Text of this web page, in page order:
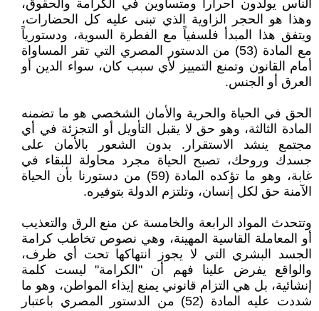
الناس يولدون أحراراً ومتساوين في الكرامة والحقوق،
وهذا هو الحجر الزاوية الذي تبنى عليه كل الحضارات،
ويتفق هذا المبدأ فلسفياً مع الفطرة السوية، ودستورياً
مع المادة (53) من الدستور المصري التي تقر المساواة
أمام القانون وتمنع التمييز لأي سبب كان، سواء الدين أو
العرق أو الجنس.
الحق في الحياة والحرية والأمان الشخصي هو ما تضمنه
المادة الثالثة، وهو حق لا يقبل التأويل أو التجزئة في أي
مجتمع ينشد الاستقرار. بدون الشعور بالأمان على
جسدك وروحك، تصبح الحياة مجرد محاولة للبقاء في
غابة، وهو ما تؤكده المادة (59) من دستورنا بأن الحياة
الآمنة حق لكل إنسان، وتلتزم الدولة بتوفيره.
وتتحدث المواد الرابعة والخامسة عن منع الرق والتعذيب
أو المعاملة القاسية المهينة، وهي نصوص تخاطب كرامة
الجسد البشري التي لا يجوز انتهاكها تحت أي ظرف،
والواقع يفرض علينا فهم أن "الكرامة" ليست كلمة
إنشائية، بل هي التزام قانوني يمنع إيذاء المواطن، وهو ما
شددت عليه المادة (52) من الدستور المصري باعتبار